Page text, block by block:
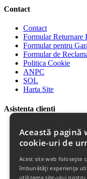
Contact
Contact
Formular Returnare
Formular pentru
Formular de
Politica Cookie
ANPC
SOL
Harta Site
Asistenta clienti
Plata Produselor
Livrarea Produselor
Politica de Retur
Descarca Garantia
Urmareste Comanda
Această pagină
cookie-uri de
Acest site web folosește
îmbunătăți experiența
utilizarea site-ului